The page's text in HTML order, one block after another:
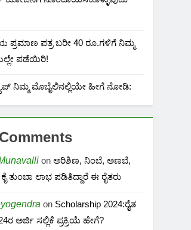
ಪ್ರಮಾಣ ಪತ್ರ ಬರೀ 40 ರೂ.ಗಳಿಗೆ ನಿಮ್ಮ
ಪಡೆಯಿರಿ!
ನಿಮ್ಮ ಮೊಬೈಲಿನಲ್ಲಿಯೇ ಹೀಗೆ ನೋಡಿ:
onಅರಿಶಿಣ, ನಿಂಬೆ, ಅಣಬೆ,
ತುಂಬಾ ಲಾಭ ಪಡಿತಿದ್ದಾರೆ ಈ ರೈತರು
on Scholarship 2024:ರೈತ
ಅರ್ಜಿ ಸಲ್ಲಿಕೆ ಪ್ರಕ್ರಿಯೆ ಹೇಗೆ?